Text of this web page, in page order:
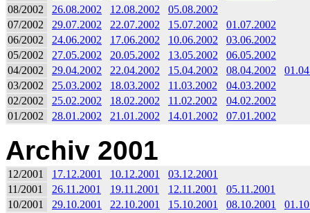
08/2002
26.08.2002 12.08.2002
05.08.2002
07/2002
29.07.2002 22.07.2002 15.07.2002
01.07.2002
06/2002
24.06.2002 17.06.2002 10.06.2002
03.06.2002
05/2002
27.05.2002 20.05.2002 13.05.2002
06.05.2002
04/2002
29.04.2002 22.04.2002 15.04.2002 08.04.2002
03/2002
25.03.2002 18.03.2002 11.03.2002
04.03.2002
02/2002
25.02.2002 18.02.2002 11.02.2002
04.02.2002
01/2002
28.01.2002 21.01.2002 14.01.2002 07.01.2002
Archiv 2001
12/2001 17.12.2001 10.12.2001
03.12.2001
11/2001
26.11.2001 19.11.2001 12.11.2001
05.11.2001
10/2001
29.10.2001 22.10.2001 15.10.2001 08.10.2001